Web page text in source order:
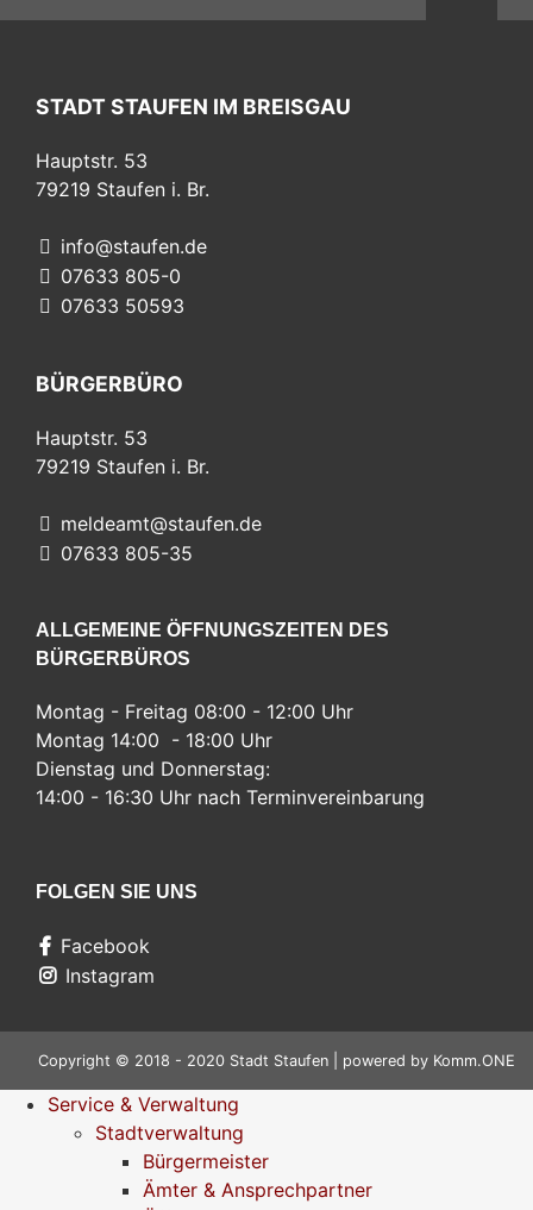
STADT STAUFEN IM BREISGAU
Hauptstr. 53
79219 Staufen i. Br.
info@staufen.de
07633 805-0
07633 50593
BÜRGERBÜRO
Hauptstr. 53
79219 Staufen i. Br.
meldeamt@staufen.de
07633 805-35
ALLGEMEINE ÖFFNUNGSZEITEN DES
BÜRGERBÜROS
Montag - Freitag 08:00 - 12:00 Uhr
Montag 14:00 - 18:00 Uhr
Dienstag und Donnerstag:
14:00 - 16:30 Uhr nach Terminvereinbarung
FOLGEN SIE UNS
Facebook
Instagram
Copyright © 2018 - 2020 Stadt Staufen | powered by Komm.ONE
Service & Verwaltung
Stadtverwaltung
Bürgermeister
Ämter & Ansprechpartner